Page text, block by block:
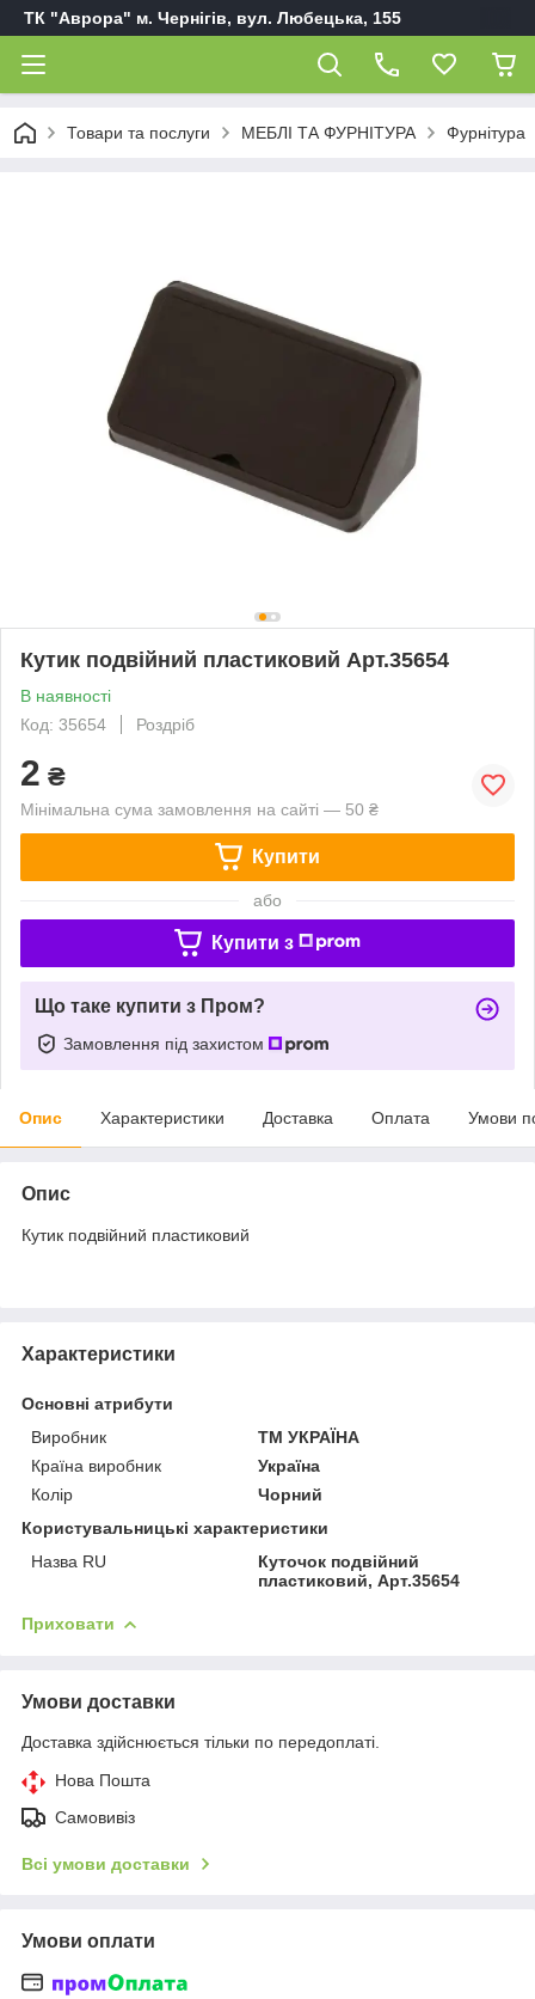
ТК "Аврора" м. Чернігів, вул. Любецька, 155
Товари та послуги МЕБЛІ ТА ФУРНІТУРА Фурнітура
Кутик подвійний пластиковий Арт.35654
В наявності
Код: 35654
Роздріб
2 ₴
Мінімальна сума замовлення на сайті — 50 ₴
Купити
або
Купити з
Що таке купити з Пром?
Замовлення під захистом
Опис Характеристики Доставка Оплата Умови
Опис
Кутик подвійний пластиковий
Характеристики
Основні атрибути
Виробник
ТМ УКРАЇНА
Країна виробник
Україна
Колір
Чорний
Користувальницькі характеристики
Назва RU
Куточок подвійний
пластиковий, Арт.35654
Приховати
Умови доставки
Доставка здійснюється тільки по передоплаті.
Нова Пошта
Самовивіз
Всі умови доставки
Умови оплати